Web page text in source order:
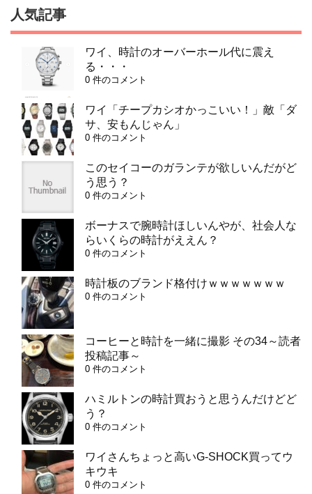
人気記事
ワイ、時計のオーバーホール代に震え
る・・・
0 件のコメント
ワイ「チープカシオかっこいい！」敵「ダ
サ、安もんじゃん」
0 件のコメント
このセイコーのガランテが欲しいんだがど
う思う？
0 件のコメント
ボーナスで腕時計ほしいんやが、社会人な
らいくらの時計がええん？
0 件のコメント
時計板のブランド格付けｗｗｗｗｗｗｗ
0 件のコメント
コーヒーと時計を一緒に撮影 その34～読者
投稿記事～
0 件のコメント
ハミルトンの時計買おうと思うんだけどど
う？
0 件のコメント
ワイさんちょっと高いG-SHOCK買ってウ
キウキ
0 件のコメント